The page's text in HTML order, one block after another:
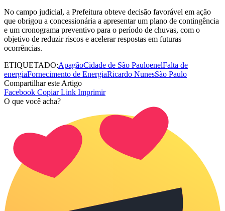
No campo judicial, a Prefeitura obteve decisão favorável em ação
que obrigou a concessionária a apresentar um plano de contingência
e um cronograma preventivo para o período de chuvas, com o
objetivo de reduzir riscos e acelerar respostas em futuras
ocorrências.
ETIQUETADO:ApagãoCidade de São PauloenelFalta de
energiaFornecimento de EnergiaRicardo NunesSão Paulo
Compartilhar este Artigo
Facebook Copiar Link Imprimir
O que você acha?